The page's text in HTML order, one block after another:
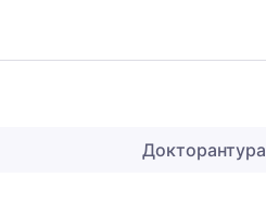
Докторантура